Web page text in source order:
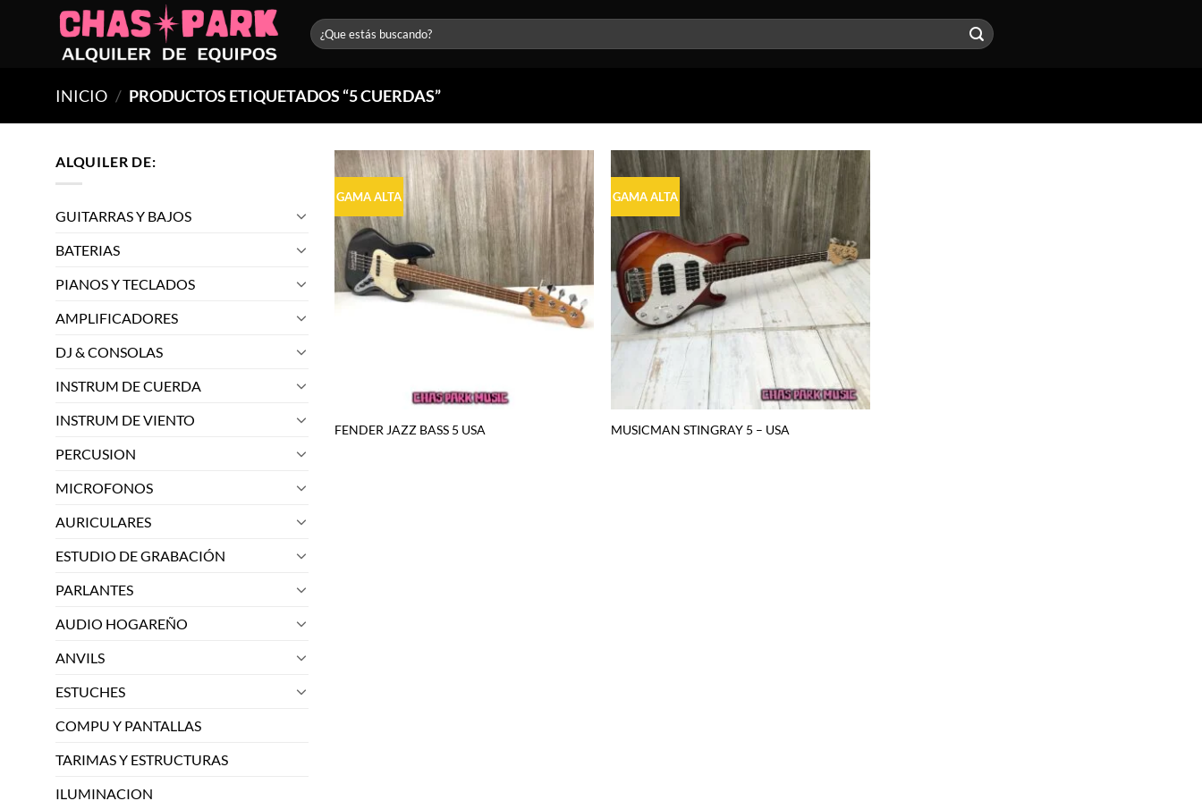
Buscar
por:
INICIO / PRODUCTOS ETIQUETADOS “5 CUERDAS”
ALQUILER DE:
GUITARRAS Y BAJOS
BATERIAS
PIANOS Y TECLADOS
AMPLIFICADORES
DJ & CONSOLAS
INSTRUM DE CUERDA
INSTRUM DE VIENTO
PERCUSION
MICROFONOS
AURICULARES
ESTUDIO DE GRABACIÓN
PARLANTES
AUDIO HOGAREÑO
ANVILS
ESTUCHES
COMPU Y PANTALLAS
TARIMAS Y ESTRUCTURAS
ILUMINACION
GAMA ALTA
a la lista
de
FENDER JAZZ BASS 5 USA
GAMA ALTA
a la lista
deseos
MUSICMAN STINGRAY 5 – USA